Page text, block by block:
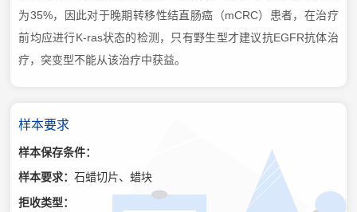
为35%，因此对于晚期转移性结直肠癌（mCRC）患者，在治疗
前均应进行K-ras状态的检测，只有野生型才建议抗EGFR抗体治
疗，突变型不能从该治疗中获益。
样本要求
样本保存条件：
样本要求：石蜡切片、蜡块
拒收类型：